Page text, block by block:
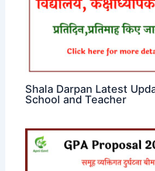
Shala Darpan Latest
School and Teacher